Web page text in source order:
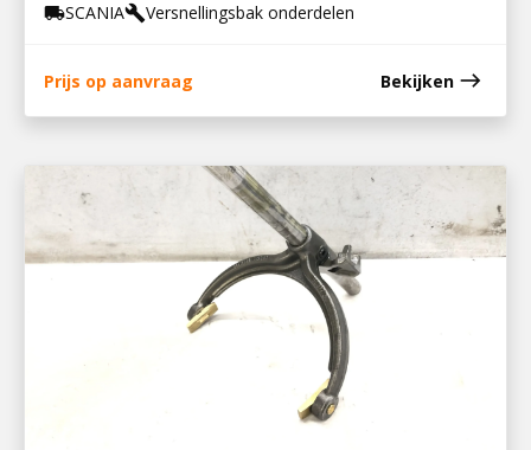
local_shippingSCANIAbuildVersnellingsbak onderdelen
Prijs op aanvraag Bekijken east
SCHAKELVORK MET AS EN MEENEMER